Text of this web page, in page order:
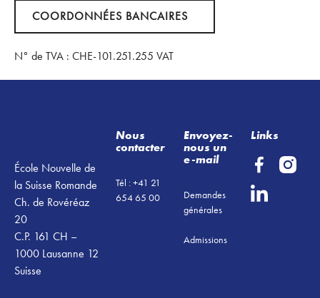
Coordonnées bancaires
COORDONNÉES BANCAIRES
N° de TVA : CHE-101.251.255 VAT
École Nouvelle de
la Suisse Romande
Ch. de Rovéréaz
20
C.P. 161 CH –
1000 Lausanne 12
Suisse
Nous
contacter
Tél : +41 21
654 65 00
Envoyez-
nous un
e-mail
Demandes
générales
Admissions
Links